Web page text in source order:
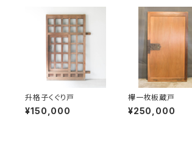
升格子くぐり戸
¥150,000
欅一枚板蔵戸
¥250,000